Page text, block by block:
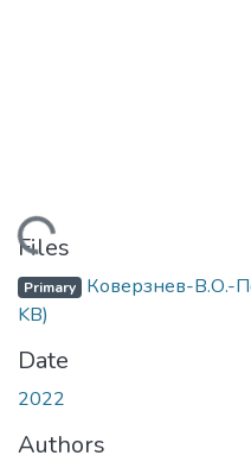
Files
Primary Коверзнев-В.О.-
KB)
Date
2022
Authors